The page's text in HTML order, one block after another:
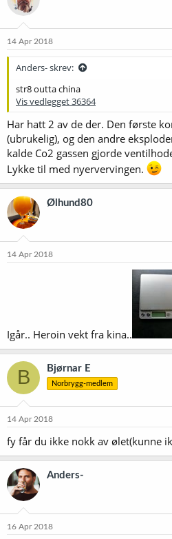
j
o
e
14 Apr 2018
Anders- skrev:
str8 outta china
Vis vedlegget 36364
Har hatt 2 av de der. Den første
(ubrukelig), og den andre
kalde Co2 gassen gjorde
Lykke til med nyervervingen.
Ølhund80
14 Apr 2018
Igår.. Heroin vekt fra kina..
B Bjørnar E
Norbrygg-medlem
14 Apr 2018
fy får du ikke nokk av ølet(kunne
Anders-
16 Apr 2018